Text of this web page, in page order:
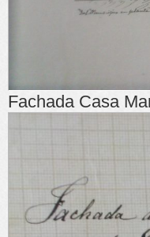
Fachada Casa